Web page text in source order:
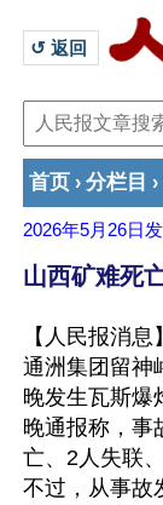
↺ 返回
首页 › 分栏目 ›
2026年5月26日
山西矿难死
【人民报消
通洲集团留神
晚发生瓦斯爆
晚通报称，事
亡、2人失联
不过，从事故